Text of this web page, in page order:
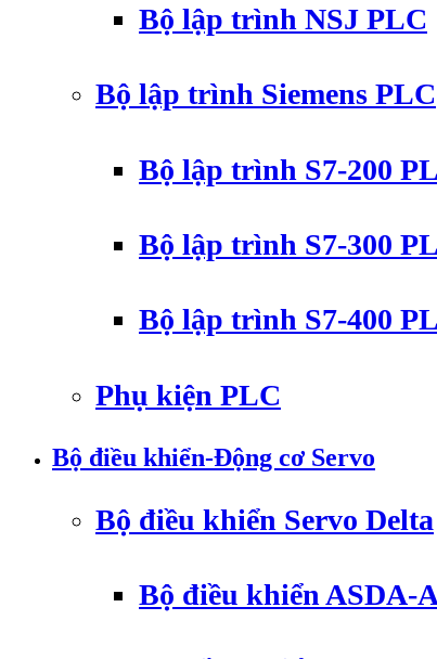
Bộ lập trình NSJ PLC
Bộ lập trình Siemens PLC
Bộ lập trình S7-200
Bộ lập trình S7-300
Bộ lập trình S7-400
Phụ kiện PLC
Bộ điều khiển-Động cơ Servo
Bộ điều khiển Servo Delta
Bộ điều khiển ASDA-